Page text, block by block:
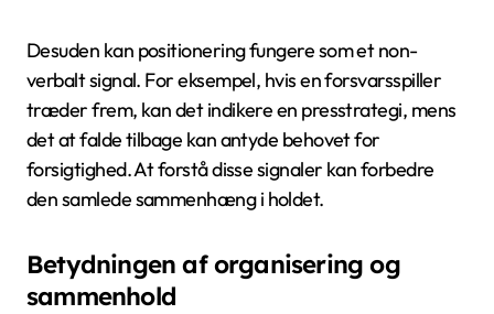
Desuden kan positionering fungere som et non-
verbalt signal. For eksempel, hvis en forsvarsspiller
træder frem, kan det indikere en presstrategi, mens
det at falde tilbage kan antyde behovet for
forsigtighed. At forstå disse signaler kan forbedre
den samlede sammenhæng i holdet.
Betydningen af organisering og
sammenhold